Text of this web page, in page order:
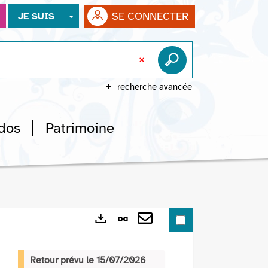
JE SUIS SE CONNECTER
recherche avancée
Patrimoine
Lien
(Nouvelle
par
Retour prévu le 15/07/2026